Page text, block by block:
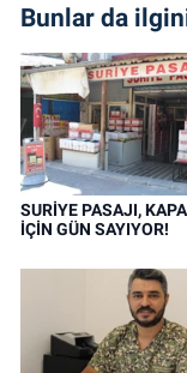
Bunlar da
SURİYE PASAJI,
İÇİN GÜN SAYIYOR!